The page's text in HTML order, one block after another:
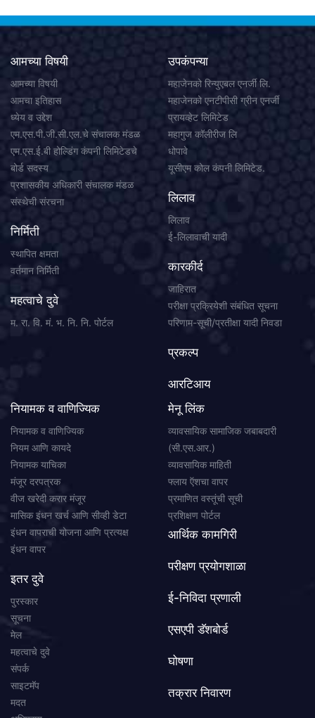
आमच्या विषयी
आमच्या विषयी
आमचा इतिहास
ध्येय व उद्देश
एम.एस.पी.जी.सी.एल.चे संचालक मंडळ
एम.एस.ई.बी होल्डिंग कंपनी लिमिटेडचे
बोर्ड सदस्य
प्रशासकीय अधिकारी संचालक मंडळ
संस्थेची संरचना
निर्मिती
स्थापित क्षमता
वर्तमान निर्मिती
महत्वाचे दुवे
म. रा. वि. मं. भ. नि. नि. पोर्टल
उपकंपन्या
महाजेनको रिन्युएबल एनर्जी लि.
महाजेनको एनटीपीसी ग्रीन एनर्जी
प्रायव्हेट लिमिटेड
महागुज कॉलीरीज लि
धोपावे
यूसीएम कोल कंपनी लिमिटेड.
लिलाव
लिलाव
ई-लिलावाची यादी
कारकीर्द
जाहिरात
परीक्षा प्रक्रियेशी संबंधित सूचना
परिणाम-सूची/प्रतीक्षा यादी निवडा
प्रकल्प
आरटिआय
नियामक व वाणिज्यिक
नियामक व वाणिज्यिक
नियम आणि कायदे
नियामक याचिका
मंजूर दरपत्रक
वीज खरेदी करार मंजूर
मासिक इंधन खर्च आणि सीव्ही डेटा
इंधन वापराची योजना आणि प्रत्यक्ष
इंधन वापर
इतर दुवे
पुरस्कार
सूचना
मेल
महत्वाचे दुवे
संपर्क
साइटमॅप
मदत
मेनू लिंक
व्यावसायिक सामाजिक जबाबदारी
(सी.एस.आर.)
व्यावसायिक माहिती
फ्लाय ऍशचा वापर
प्रमाणित वस्तूंची सूची
प्रशिक्षण पोर्टल
आर्थिक कामगिरी
परीक्षण प्रयोगशाळा
ई-निविदा प्रणाली
एसएपी डॅशबोर्ड
घोषणा
तक्रार निवारण